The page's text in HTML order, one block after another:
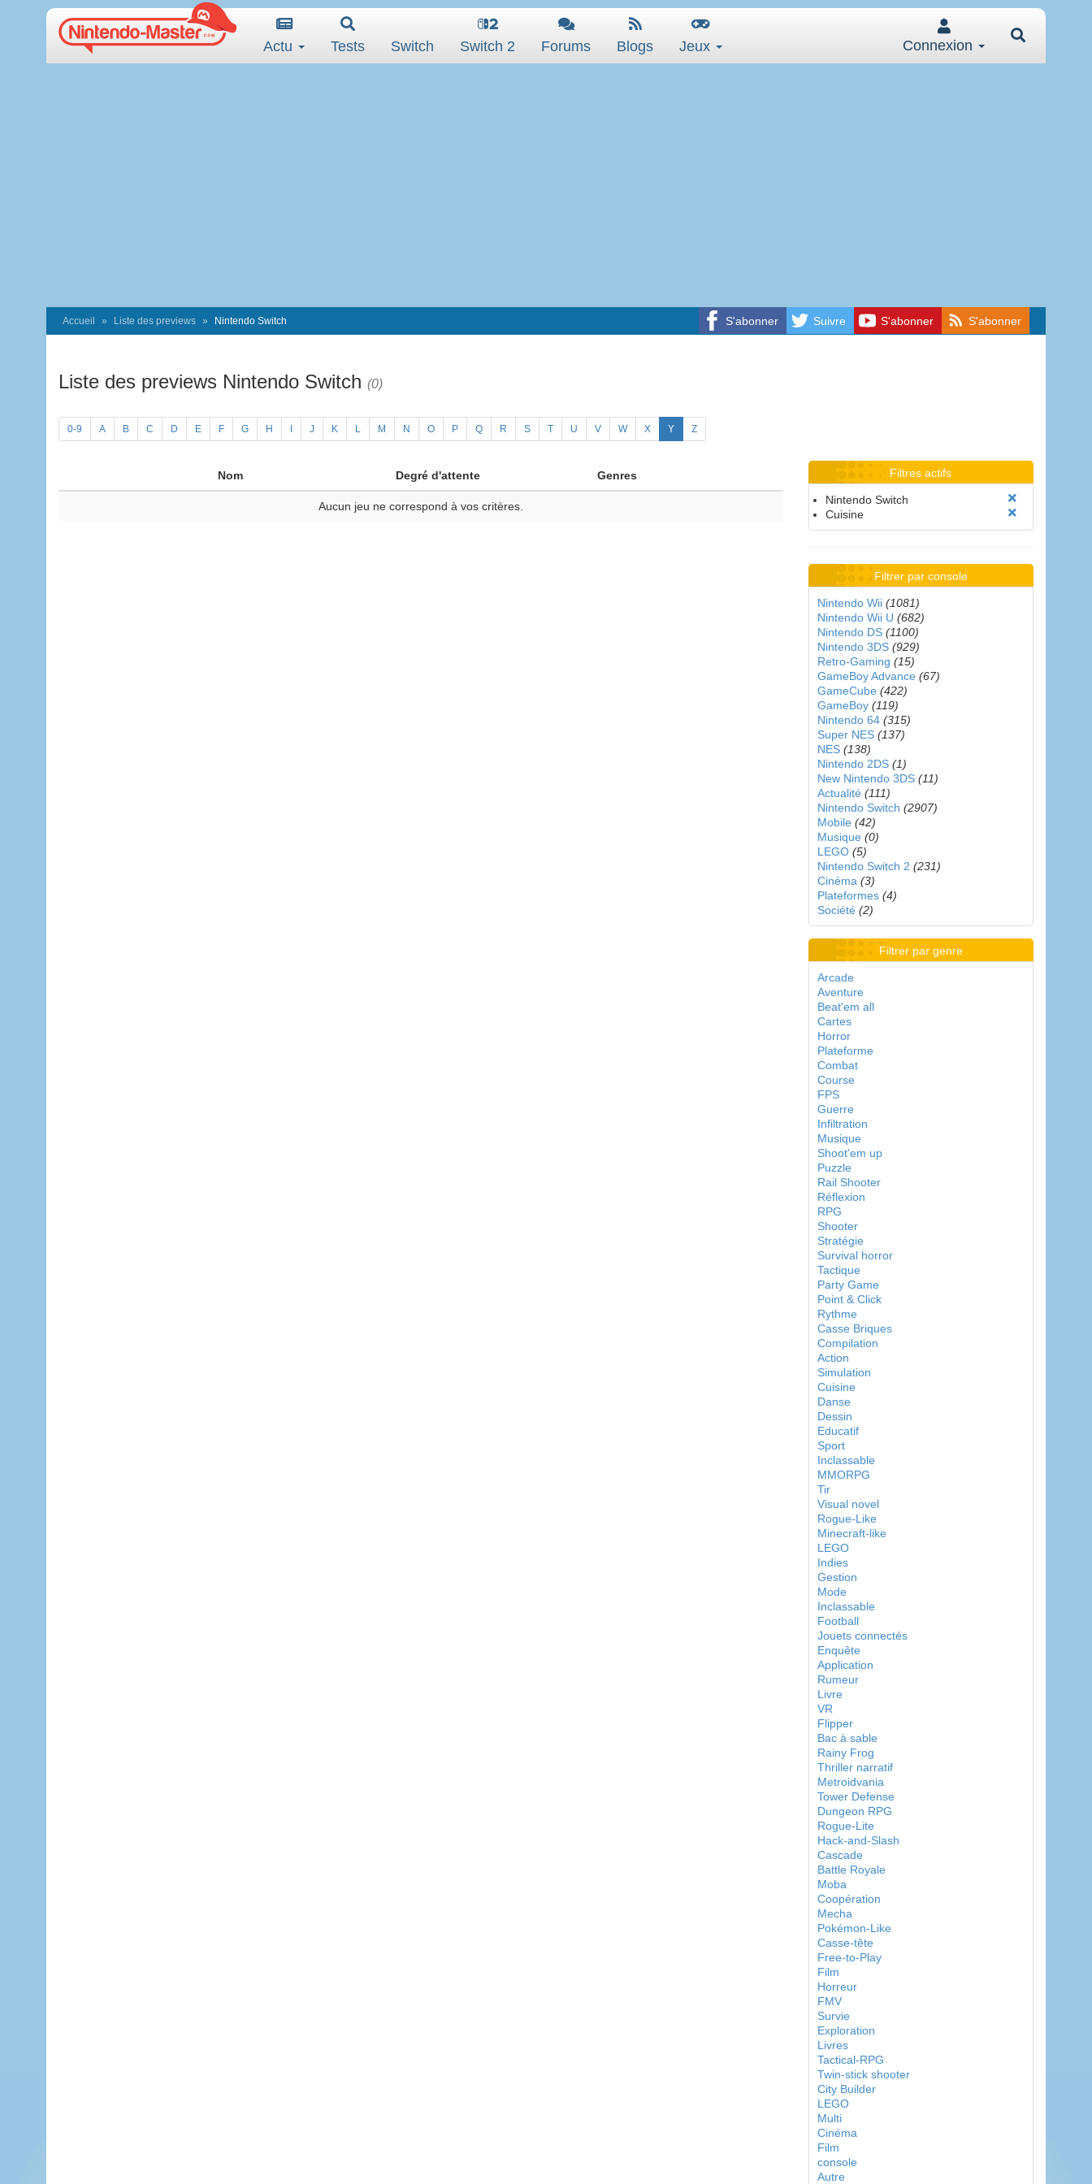
Actu Tests Switch Switch 2 Forums Blogs Jeux Connexion
S'abonner Suivre S'abonner S'abonner
Accueil Liste des previews Nintendo Switch
Liste des previews Nintendo Switch (0)
0-9 A B C D E F G H J K L M N O P Q R S T U V W X Y Z
Nom Degré d'attente Genres
Aucun jeu ne correspond à vos critères.
Filtres actifs
Nintendo Switch
Cuisine
Filtrer par console
Nintendo Wii (1081)
Nintendo Wii U (682)
Nintendo DS (1100)
Nintendo 3DS (929)
Retro-Gaming (15)
GameBoy Advance (67)
GameCube (422)
GameBoy (119)
Nintendo 64 (315)
Super NES (137)
NES (138)
Nintendo 2DS (1)
New Nintendo 3DS (11)
Actualité (111)
Nintendo Switch (2907)
Mobile (42)
Musique (0)
LEGO (5)
Nintendo Switch 2 (231)
Cinéma (3)
Plateformes (4)
Société (2)
Filtrer par genre
Arcade
Aventure
Beat'em all
Cartes
Horror
Plateforme
Combat
Course
FPS
Guerre
Infiltration
Musique
Shoot'em up
Puzzle
Rail Shooter
Réflexion
RPG
Shooter
Stratégie
Survival horror
Tactique
Party Game
Point & Click
Rythme
Casse Briques
Compilation
Action
Simulation
Cuisine
Danse
Dessin
Educatif
Sport
Inclassable
MMORPG
Tir
Visual novel
Rogue-Like
Minecraft-like
LEGO
Indies
Gestion
Mode
Inclassable
Football
Jouets connectés
Enquête
Application
Rumeur
Livre
VR
Flipper
Bac à sable
Rainy Frog
Thriller narratif
Metroidvania
Tower Defense
Dungeon RPG
Rogue-Lite
Hack-and-Slash
Cascade
Battle Royale
Moba
Coopération
Mecha
Pokémon-Like
Casse-tête
Free-to-Play
Film
Horreur
FMV
Survie
Exploration
Livres
Tactical-RPG
Twin-stick shooter
City Builder
LEGO
Multi
Cinéma
Film
console
Autre